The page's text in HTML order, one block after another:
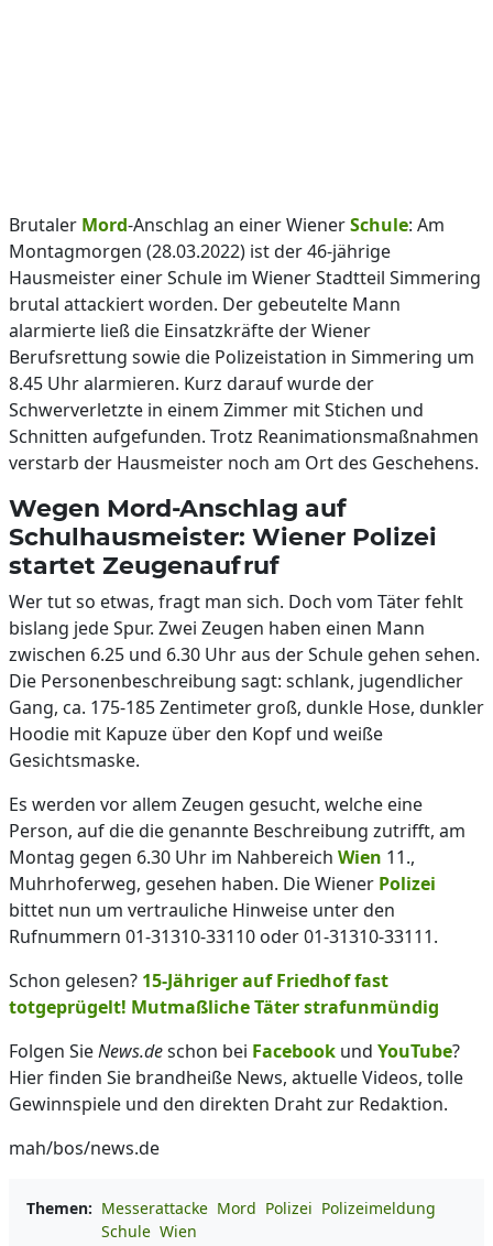
Brutaler Mord-Anschlag an einer WienerSchule: Am
Montagmorgen (28.03.2022) ist der 46-jährige
Hausmeister einer Schule im Wiener Stadtteil Simmering
brutal attackiert worden. Der gebeutelte Mann
alarmierte ließ die Einsatzkräfte der Wiener
Berufsrettung sowie die Polizeistation in Simmering um
8.45 Uhr alarmieren. Kurz darauf wurde der
Schwerverletzte in einem Zimmer mit Stichen und
Schnitten aufgefunden. Trotz Reanimationsmaßnahmen
verstarb der Hausmeister noch am Ort des Geschehens.
Wegen Mord-Anschlag auf
Schulhausmeister: Wiener Polizei
startet Zeugenaufruf
Wer tut so etwas, fragt man sich. Doch vom Täter fehlt
bislang jede Spur. Zwei Zeugen haben einen Mann
zwischen 6.25 und 6.30 Uhr aus der Schule gehen sehen.
Die Personenbeschreibung sagt: schlank, jugendlicher
Gang, ca. 175-185 Zentimeter groß, dunkle Hose, dunkler
Hoodie mit Kapuze über den Kopf und weiße
Gesichtsmaske.
Es werden vor allem Zeugen gesucht, welche eine
Person, auf die die genannte Beschreibung zutrifft, am
Montag gegen 6.30 Uhr im Nahbereich Wien 11.,
Muhrhoferweg, gesehen haben. Die Wiener Polizei
bittet nun um vertrauliche Hinweise unter den
Rufnummern 01-31310-33110 oder 01-31310-33111.
Schon gelesen? 15-Jähriger auf Friedhof fast
totgeprügelt! Mutmaßliche Täter strafunmündig
Folgen SieNews.deschon bei Facebook und YouTube?
Hier finden Sie brandheiße News, aktuelle Videos, tolle
Gewinnspiele und den direkten Draht zur Redaktion.
mah/bos/news.de
Themen: Messerattacke Mord Polizei Polizeimeldung
Schule Wien